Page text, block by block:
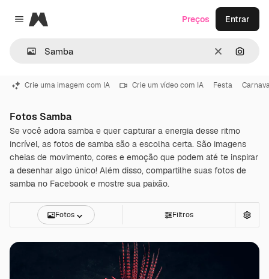
Close menu
Magnific
Limpar
Preços Entrar
Crie uma imagem com IA Crie um vídeo com IA Festa
Fotos Samba
Se você adora samba e quer capturar a energia desse ritmo
incrível, as fotos de samba são a escolha certa. São imagens
cheias de movimento, cores e emoção que podem até te inspirar
a desenhar algo único! Além disso, compartilhe suas fotos de
samba no Facebook e mostre sua paixão.
Fotos Filtros